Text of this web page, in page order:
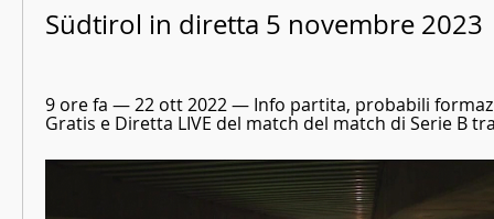
Südtirol in diretta 5 novembre 2023
9 ore fa — 22 ott 2022 — Info partita, probabili
Gratis e Diretta LIVE del match del match di Serie B